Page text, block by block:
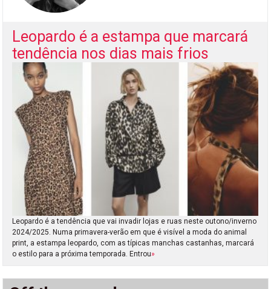
Leopardo é a estampa que marcará
tendência nos dias mais frios
Leopardo é a tendência que vai invadir lojas e ruas neste outono/inverno
2024/2025. Numa primavera-verão em que é visível a moda do animal
print, a estampa leopardo, com as típicas manchas castanhas, marcará
o estilo para a próxima temporada. Entrou»